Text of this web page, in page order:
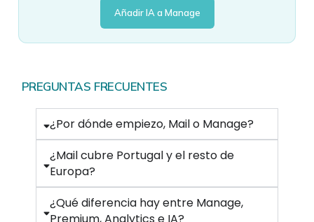
Añadir IA a Manage
PREGUNTAS FRECUENTES
¿Por dónde empiezo, Mail o Manage?
¿Mail cubre Portugal y el resto de
Europa?
¿Qué diferencia hay entre Manage,